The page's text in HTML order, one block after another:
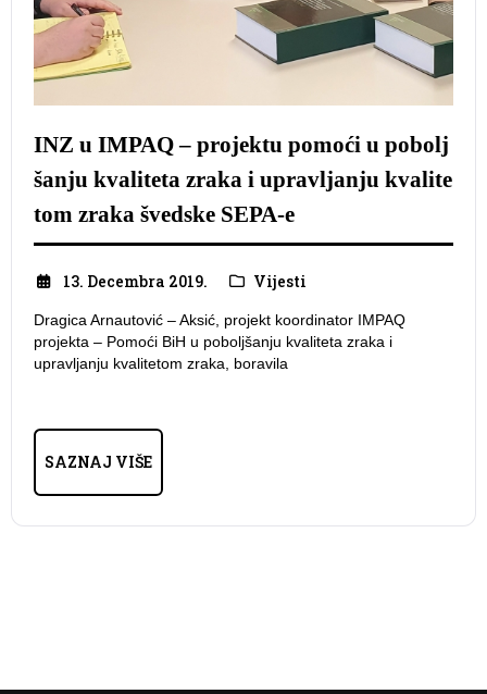
INZ u IMPAQ – projektu pomoći u pobolj
šanju kvaliteta zraka i upravljanju kvalite
tom zraka švedske SEPA-e
13. Decembra 2019. Vijesti
Dragica Arnautović – Aksić, projekt koordinator IMPAQ
projekta – Pomoći BiH u poboljšanju kvaliteta zraka i
upravljanju kvalitetom zraka, boravila
SAZNAJ VIŠE